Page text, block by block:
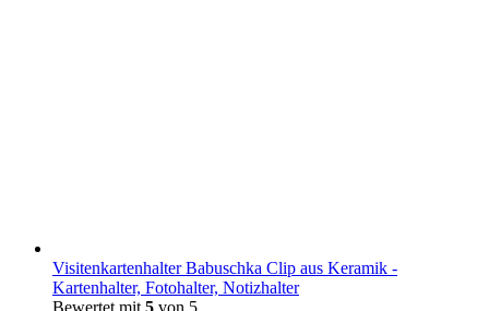
Visitenkartenhalter Babuschka Clip aus Keramik -
Kartenhalter, Fotohalter, Notizhalter